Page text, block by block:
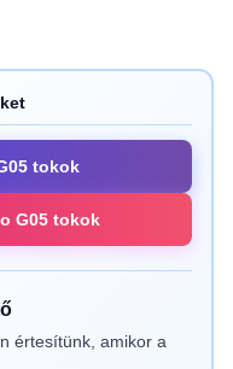
tokok
G05 tokok
értesítünk, amikor a